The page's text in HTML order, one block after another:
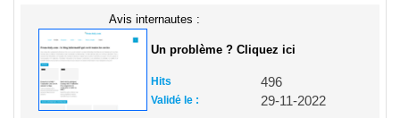
Avis internautes :
Un problème ? Cliquez ici
Hits 496
Validé le :
29-11-2022